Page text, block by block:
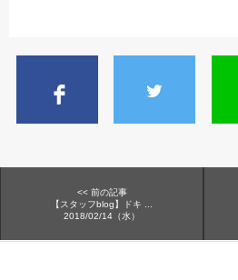
<< 前の記事
【スタッフblog】ドキ ...
2018/02/14（水）